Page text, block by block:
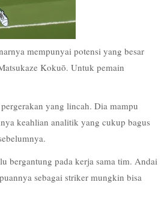
mempunyai potensi yang besar
Kokuō. Untuk pemain
yang lincah. Dia mampu
keahlian analitik yang cukup bagus
bergantung pada kerja sama tim. Andai
sebagai striker mungkin bisa